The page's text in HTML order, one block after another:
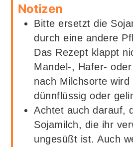
Notizen
Bitte ersetzt die
durch eine andere
Das Rezept klappt
Mandel-, Hafer-
nach Milchsorte
dünnflüssig oder
Achtet auch darauf,
Sojamilch, die ihr
ungesüßt ist. Auch